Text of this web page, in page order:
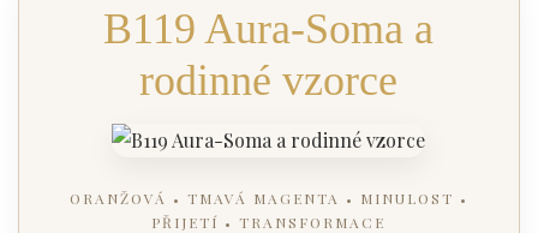
B119 Aura-Soma a
rodinné vzorce
ORANŽOVÁ • TMAVÁ MAGENTA • MINULOST •
PŘIJETÍ • TRANSFORMACE